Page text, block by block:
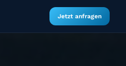
Jetzt anfragen